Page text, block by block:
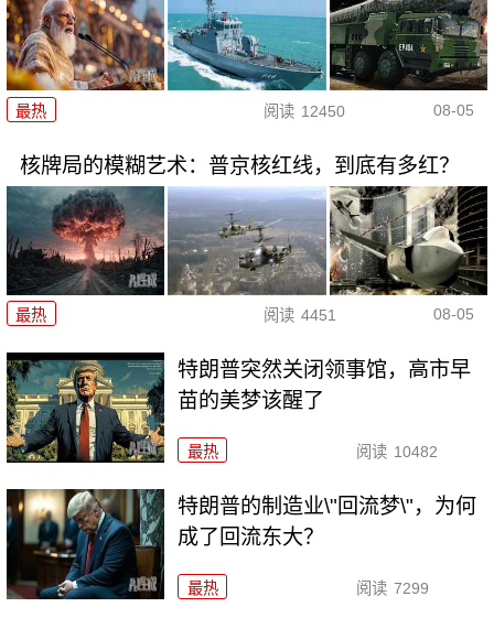
最热 阅读 12450 08-05
核牌局的模糊艺术：普京核红线，到底有多红？
最热 阅读 4451 08-05
特朗普突然关闭领事馆，高市早
苗的美梦该醒了
最热 阅读 10482
特朗普的制造业\"回流梦\"，为何
成了回流东大？
最热 阅读 7299